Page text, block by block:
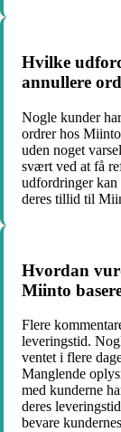
Hvilke
annullere
Nogle kunder
ordrer hos
uden noget
svært ved at få
udfordringer
deres tillid til
Hvordan
Miinto
Flere
leveringstid.
ventet i flere
Manglende
med kunderne
deres
bevare